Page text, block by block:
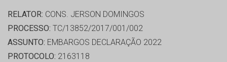
RELATOR: CONS. JERSON DOMINGOS
PROCESSO: TC/13852/2017/001/002
ASSUNTO: EMBARGOS DECLARAÇÃO 2022
PROTOCOLO: 2163118